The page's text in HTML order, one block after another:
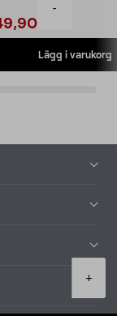
-
+
Lägg i varukorg